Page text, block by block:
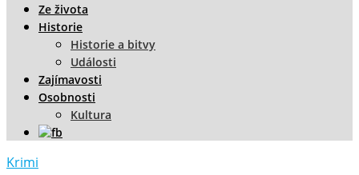
Ze života
Historie
Historie a bitvy
Události
Zajímavosti
Osobnosti
Kultura
Krimi